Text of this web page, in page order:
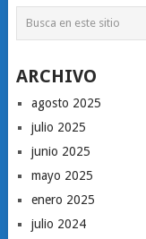
ARCHIVO
agosto 2025
julio 2025
junio 2025
mayo 2025
enero 2025
julio 2024